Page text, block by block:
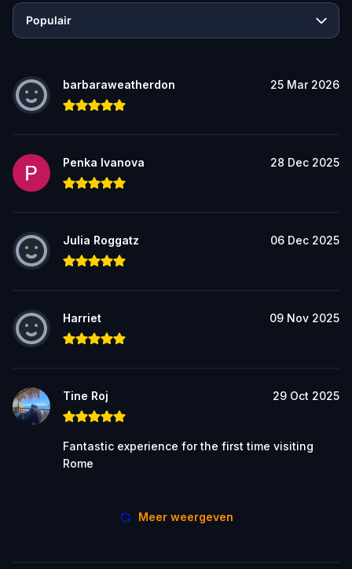
Populair
barbaraweatherdon 25 Mar 2026
Penka Ivanova 28 Dec 2025
Julia Roggatz 06 Dec 2025
Harriet 09 Nov 2025
Tine Roj 29 Oct 2025
Fantastic experience for the first time visiting
Rome
Meer weergeven